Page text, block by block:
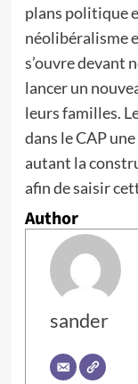
plans politique
néolibéralisme
s’ouvre devant
lancer un
leurs familles.
dans le CAP
autant la
afin de saisir
Author
sander